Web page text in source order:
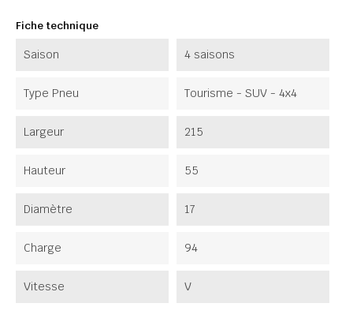
Fiche technique
Saison 4 saisons
Type Pneu Tourisme - SUV - 4x4
Largeur 215
Hauteur 55
Diamètre 17
Charge 94
Vitesse V